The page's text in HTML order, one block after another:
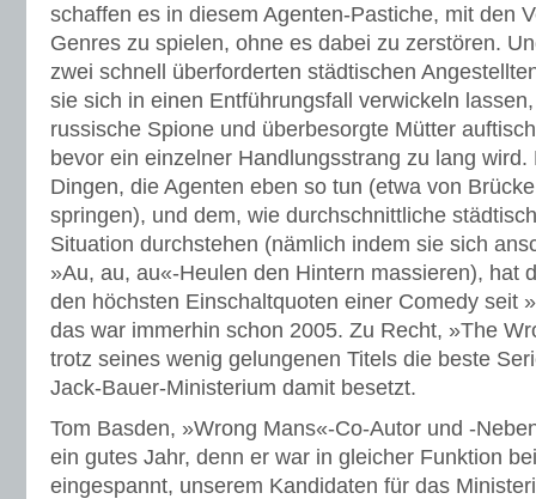
schaffen es in diesem Agenten-Pastiche, mit den
Genres zu spielen, ohne es dabei zu zerstören.
zwei schnell überforderten städtischen
sie sich in einen Entführungsfall verwickeln
russische Spione und überbesorgte Mütter
bevor ein einzelner Handlungsstrang zu lang
Dingen, die Agenten eben so tun (etwa von
springen), und dem, wie durchschnittliche
Situation durchstehen (nämlich indem sie sich
»Au, au, au«-Heulen den Hintern massieren), hat
den höchsten Einschaltquoten einer Comedy seit
das war immerhin schon 2005. Zu Recht, »The
trotz seines wenig gelungenen Titels die beste
Jack-Bauer-Ministerium damit besetzt.
Tom Basden, »Wrong Mans«-Co-Autor und -
ein gutes Jahr, denn er war in gleicher Funktion
eingespannt, unserem Kandidaten für das